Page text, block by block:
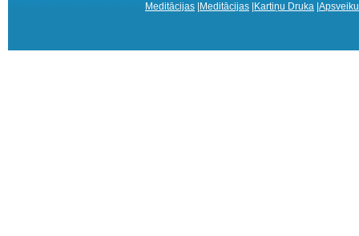
Meditācijas Meditācijas Kartiņu Druka